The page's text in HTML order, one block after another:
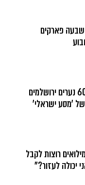
בגינה 2026: שבעה פארקים
יחד עם ראש העיר, 600 נערים ירושלמים
'מסע ישראלי'
רוצות לקבל
יכולה לעזור?"